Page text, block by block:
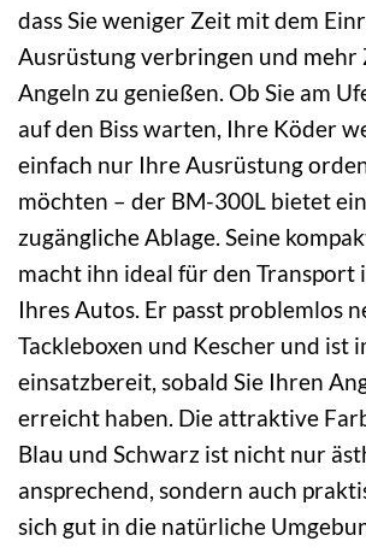
dass Sie weniger Zeit mit dem
Ausrüstung verbringen und mehr
Angeln zu genießen. Ob Sie am
auf den Biss warten, Ihre Köder
einfach nur Ihre Ausrüstung
möchten – der BM-300L bietet
zugängliche Ablage. Seine
macht ihn ideal für den Transport
Ihres Autos. Er passt problemlos
Tackleboxen und Kescher und ist
einsatzbereit, sobald Sie Ihren
erreicht haben. Die attraktive
Blau und Schwarz ist nicht nur
ansprechend, sondern auch
sich gut in die natürliche